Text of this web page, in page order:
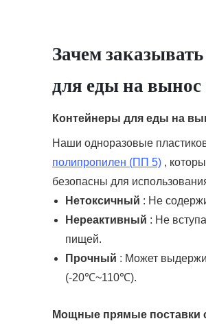
Зачем
для еды на вынос
Контейнеры для еды на
Наши одноразовые
полипропилен (ПП 5) ,
безопасны для
Нетоксичный : Не
Нереактивный : Не
пищей.
Прочный : Может
(-20℃~110℃).
Мощные прямые поставки